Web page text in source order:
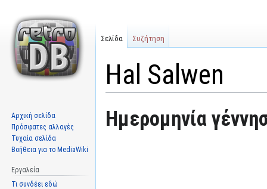
Hal Salwen
Μετάβαση
στην
Πήδηση
στην
Ημερομηνία
Σελίδα Συζήτηση
Αρχική σελίδα
Πρόσφατες αλλαγές
Τυχαία σελίδα
Βοήθεια για το MediaWiki
Εργαλεία
Τι συνδέει εδώ